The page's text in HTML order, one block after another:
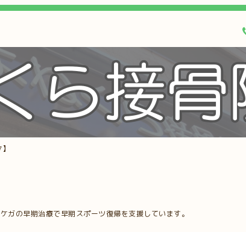
の早期治療で早期スポーツ復帰を支援しています。